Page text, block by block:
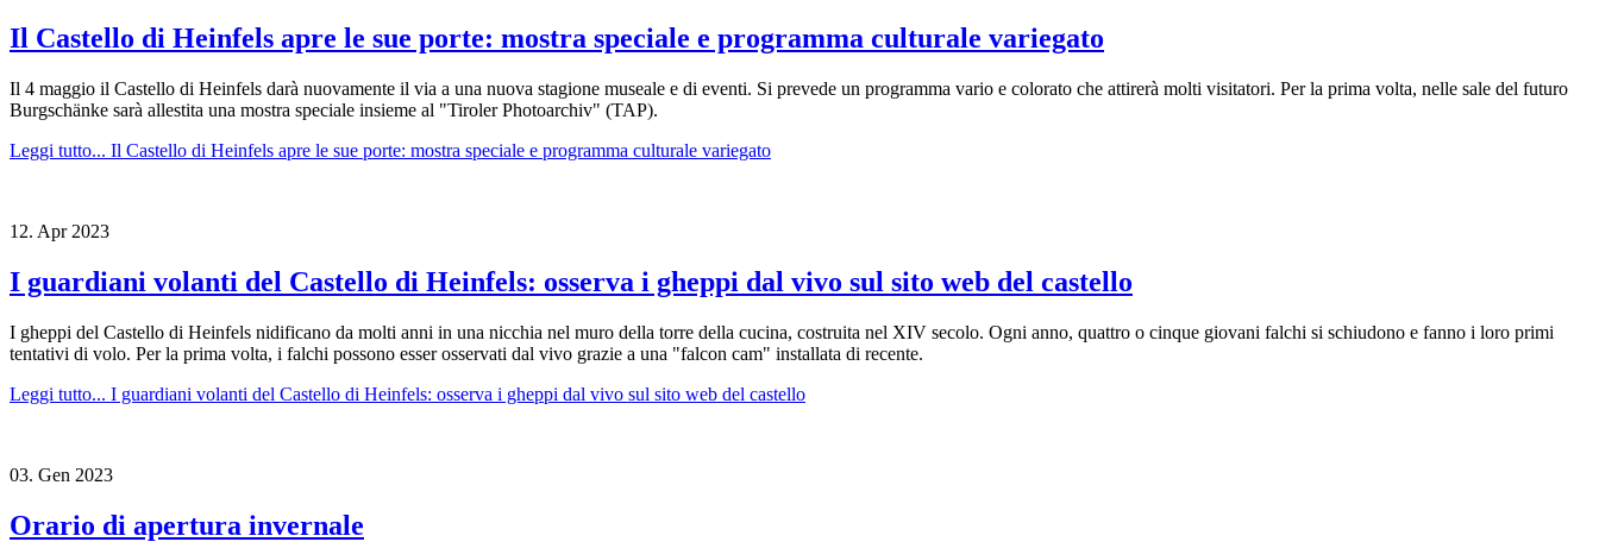
Il Castello di Heinfels apre le sue porte: mostra speciale e programma culturale variegato
Il 4 maggio il Castello di Heinfels darà nuovamente il via a una nuova stagione museale e di eventi. Si prevede un programma vario e colorato che attirerà molti visitatori. Per la prima volta, nelle sale del futuro
Burgschänke sarà allestita una mostra speciale insieme al "Tiroler Photoarchiv" (TAP).
Leggi tutto... Il Castello di Heinfels apre le sue porte: mostra speciale e programma culturale variegato
12. Apr 2023
I guardiani volanti del Castello di Heinfels: osserva i gheppi dal vivo sul sito web del castello
I gheppi del Castello di Heinfels nidificano da molti anni in una nicchia nel muro della torre della cucina, costruita nel XIV secolo. Ogni anno, quattro o cinque giovani falchi si schiudono e fanno i loro primi
tentativi di volo. Per la prima volta, i falchi possono esser osservati dal vivo grazie a una "falcon cam" installata di recente.
Leggi tutto... I guardiani volanti del Castello di Heinfels: osserva i gheppi dal vivo sul sito web del castello
03. Gen 2023
Orario di apertura invernale